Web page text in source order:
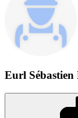
Eurl Sébastien